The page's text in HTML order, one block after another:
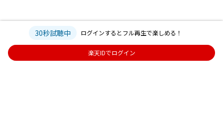
30秒試聴中 ログインするとフル再生で楽しめる！
楽天IDでログイン